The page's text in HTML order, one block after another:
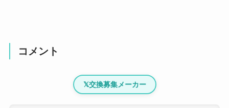
コメント
𝕏交換募集メーカー